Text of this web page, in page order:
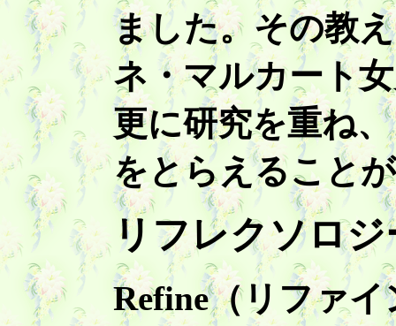
ました。その教
ネ・マルカート
更に研究を重ね
をとらえること
リフレクソロ
Refine（リファ